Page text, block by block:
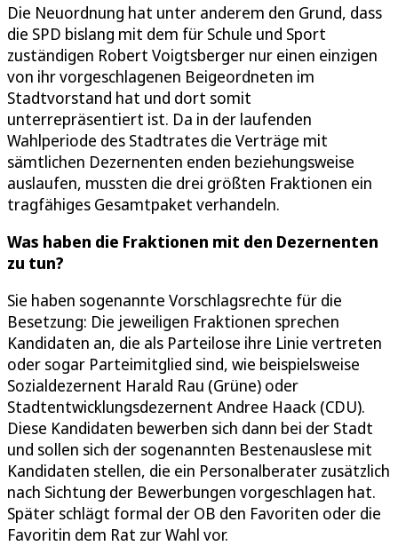
Die Neuordnung hat unter anderem den Grund, dass
die SPD bislang mit dem für Schule und Sport
zuständigen Robert Voigtsberger nur einen einzigen
von ihr vorgeschlagenen Beigeordneten im
Stadtvorstand hat und dort somit
unterrepräsentiert ist. Da in der laufenden
Wahlperiode des Stadtrates die Verträge mit
sämtlichen Dezernenten enden beziehungsweise
auslaufen, mussten die drei größten Fraktionen ein
tragfähiges Gesamtpaket verhandeln.
Was haben die Fraktionen mit den Dezernenten
zu tun?
Sie haben sogenannte Vorschlagsrechte für die
Besetzung: Die jeweiligen Fraktionen sprechen
Kandidaten an, die als Parteilose ihre Linie vertreten
oder sogar Parteimitglied sind, wie beispielsweise
Sozialdezernent Harald Rau (Grüne) oder
Stadtentwicklungsdezernent Andree Haack (CDU).
Diese Kandidaten bewerben sich dann bei der Stadt
und sollen sich der sogenannten Bestenauslese mit
Kandidaten stellen, die ein Personalberater zusätzlich
nach Sichtung der Bewerbungen vorgeschlagen hat.
Später schlägt formal der OB den Favoriten oder die
Favoritin dem Rat zur Wahl vor.